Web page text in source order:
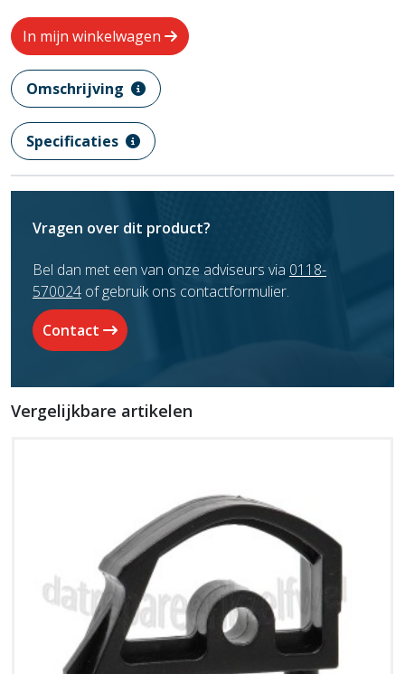
In mijn winkelwagen
Omschrijving
Specificaties
Vragen over dit product?
Bel dan met een van onze adviseurs via 0118-
570024 of gebruik ons contactformulier.
Contact
Vergelijkbare artikelen